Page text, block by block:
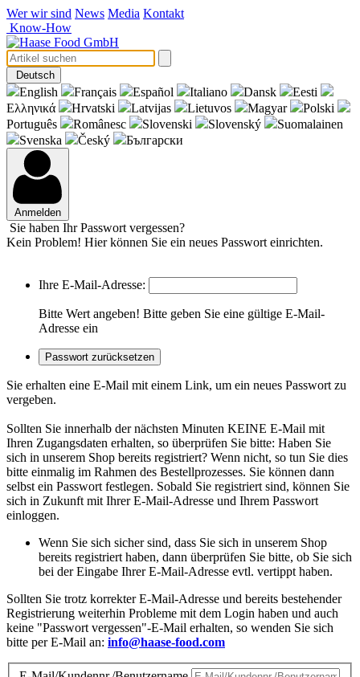
Wer wir sind News Media Kontakt
Know-How
Deutsch
English Français Español Italiano Dansk
Eesti
Eλληνικά
Hrvatski Latvijas Lietuvos Magyar
Polski
Português
Românesc Slovenski Slovenský
Suomalainen
Svenska
Český Български
Anmelden
Sie haben Ihr Passwort vergessen?
Kein Problem! Hier können Sie ein neues Passwort einrichten.
Ihre E-Mail-Adresse:
Bitte Wert angeben! Bitte geben Sie eine gültige E-Mail-
Adresse ein
Passwort zurücksetzen
Sie erhalten eine E-Mail mit einem Link, um ein neues Passwort zu
vergeben.
Sollten Sie innerhalb der nächsten Minuten KEINE E-Mail mit
Ihren Zugangsdaten erhalten, so überprüfen Sie bitte: Haben Sie
sich in unserem Shop bereits registriert? Wenn nicht, so tun Sie dies
bitte einmalig im Rahmen des Bestellprozesses. Sie können dann
selbst ein Passwort festlegen. Sobald Sie registriert sind, können Sie
sich in Zukunft mit Ihrer E-Mail-Adresse und Ihrem Passwort
einloggen.
Wenn Sie sich sicher sind, dass Sie sich in unserem Shop
bereits registriert haben, dann überprüfen Sie bitte, ob Sie sich
bei der Eingabe Ihrer E-Mail-Adresse evtl. vertippt haben.
Sollten Sie trotz korrekter E-Mail-Adresse und bereits bestehender
Registrierung weiterhin Probleme mit dem Login haben und auch
keine "Passwort vergessen"-E-Mail erhalten, so wenden Sie sich
bitte per E-Mail an: info@haase-food.com